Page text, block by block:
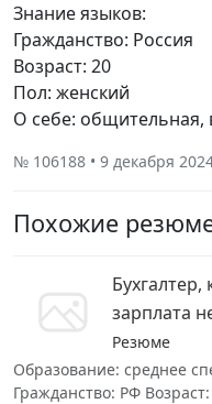
Знание языков:
Гражданство: Россия
Возраст: 20
Пол: женский
О себе: общительная,
№ 106188 • 9 декабря
Похожие
зарплата
Резюме
Образование: среднее
Гражданство: РФ